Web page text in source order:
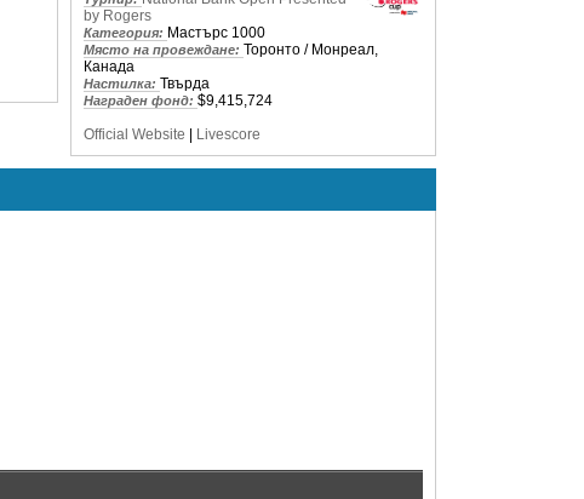
by Rogers
Категория: Мастърс 1000
Място на провеждане: Торонто / Монреал,
Канада
Настилка: Твърда
Награден фонд: $9,415,724
Official Website | Livescore